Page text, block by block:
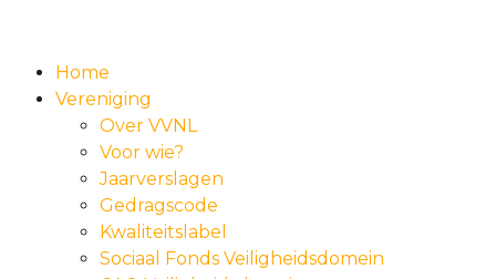
Home
Vereniging
Over VVNL
Voor wie?
Jaarverslagen
Gedragscode
Kwaliteitslabel
Sociaal Fonds Veiligheidsdomein